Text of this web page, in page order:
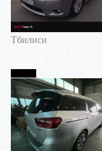
Тбилиси